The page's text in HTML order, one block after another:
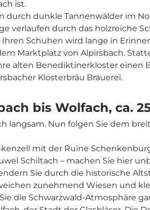
ist.
durch dunkle Tannenwälder im
verlaufen durch das holzreiche
Schuhen wird lange in
Marktplatz von Alpirsbach.
alten Benediktinerkloster einen
Klosterbräu Brauerei.
bis Wolfach, ca.
langsam. Nun folgen Sie dem
mit der Ruine
Schiltach – machen Sie hier
Sie durch die historische
zunehmend Wiesen und
die Schwarzwald-Atmosphäre